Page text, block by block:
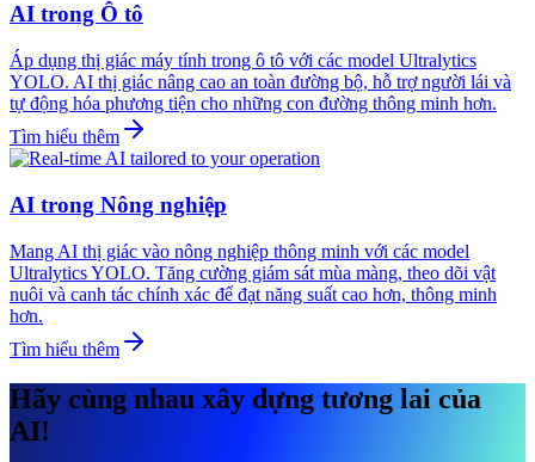
AI trong Ô tô
Áp dụng thị giác máy tính trong ô tô với các model Ultralytics
YOLO. AI thị giác nâng cao an toàn đường bộ, hỗ trợ người lái và
tự động hóa phương tiện cho những con đường thông minh hơn.
Tìm hiểu thêm
AI trong Nông nghiệp
Mang AI thị giác vào nông nghiệp thông minh với các model
Ultralytics YOLO. Tăng cường giám sát mùa màng, theo dõi vật
nuôi và canh tác chính xác để đạt năng suất cao hơn, thông minh
hơn.
Tìm hiểu thêm
Hãy cùng nhau xây dựng tương lai của
AI!